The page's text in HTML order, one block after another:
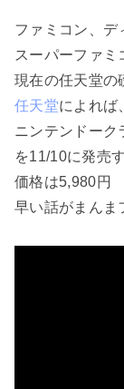
ファミコン、デ
スーパーファミ
現在の任天堂の
任天堂によれば
ニンテンドーク
を11/10に発売
価格は5,980円
早い話がまんま